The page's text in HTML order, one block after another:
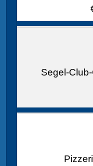
Segel-